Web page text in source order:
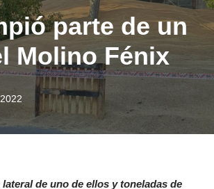
parte de un
Molino Fénix
de uno de ellos y toneladas de